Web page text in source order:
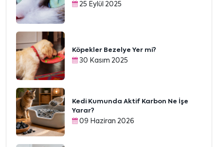
25 Eylül 2025
Köpekler Bezelye Yer mi?
30 Kasım 2025
Kedi Kumunda Aktif Karbon Ne İşe
Yarar?
09 Haziran 2026